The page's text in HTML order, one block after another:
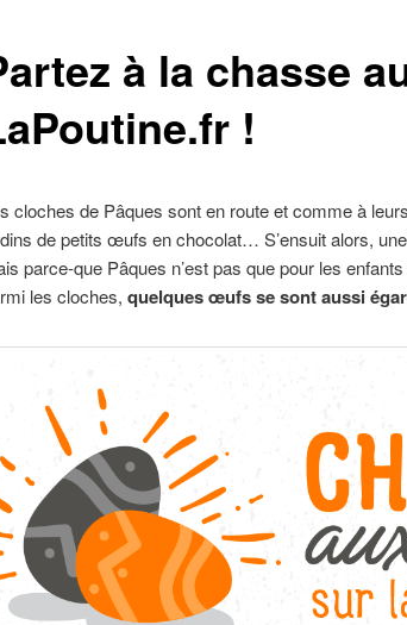
à la chasse
!
cloches de Pâques sont en route et comme à
de petits œufs en chocolat… S’ensuit alors,
parce-que Pâques n’est pas que pour les
les cloches, quelques œufs se sont aussi